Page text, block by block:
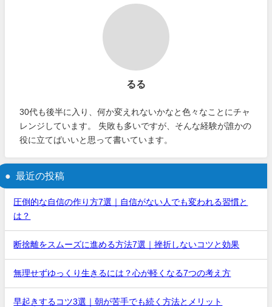
るる
30代も後半に入り、何か変えれないかなと色々なことにチャ
レンジしています。 失敗も多いですが、そんな経験が誰かの
役に立てばいいと思って書いています。
最近の投稿
圧倒的な自信の作り方7選｜自信がない人でも変われる習慣と
は？
断捨離をスムーズに進める方法7選｜挫折しないコツと効果
無理せずゆっくり生きるには？心が軽くなる7つの考え方
早起きするコツ3選｜朝が苦手でも続く方法とメリット